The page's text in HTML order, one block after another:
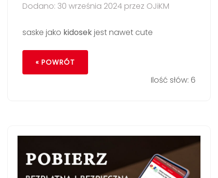
Dodano: 30 września 2024 przez OJiKM
saske jako kidosekjest nawet cute
« POWRÓT
Ilość słów: 6